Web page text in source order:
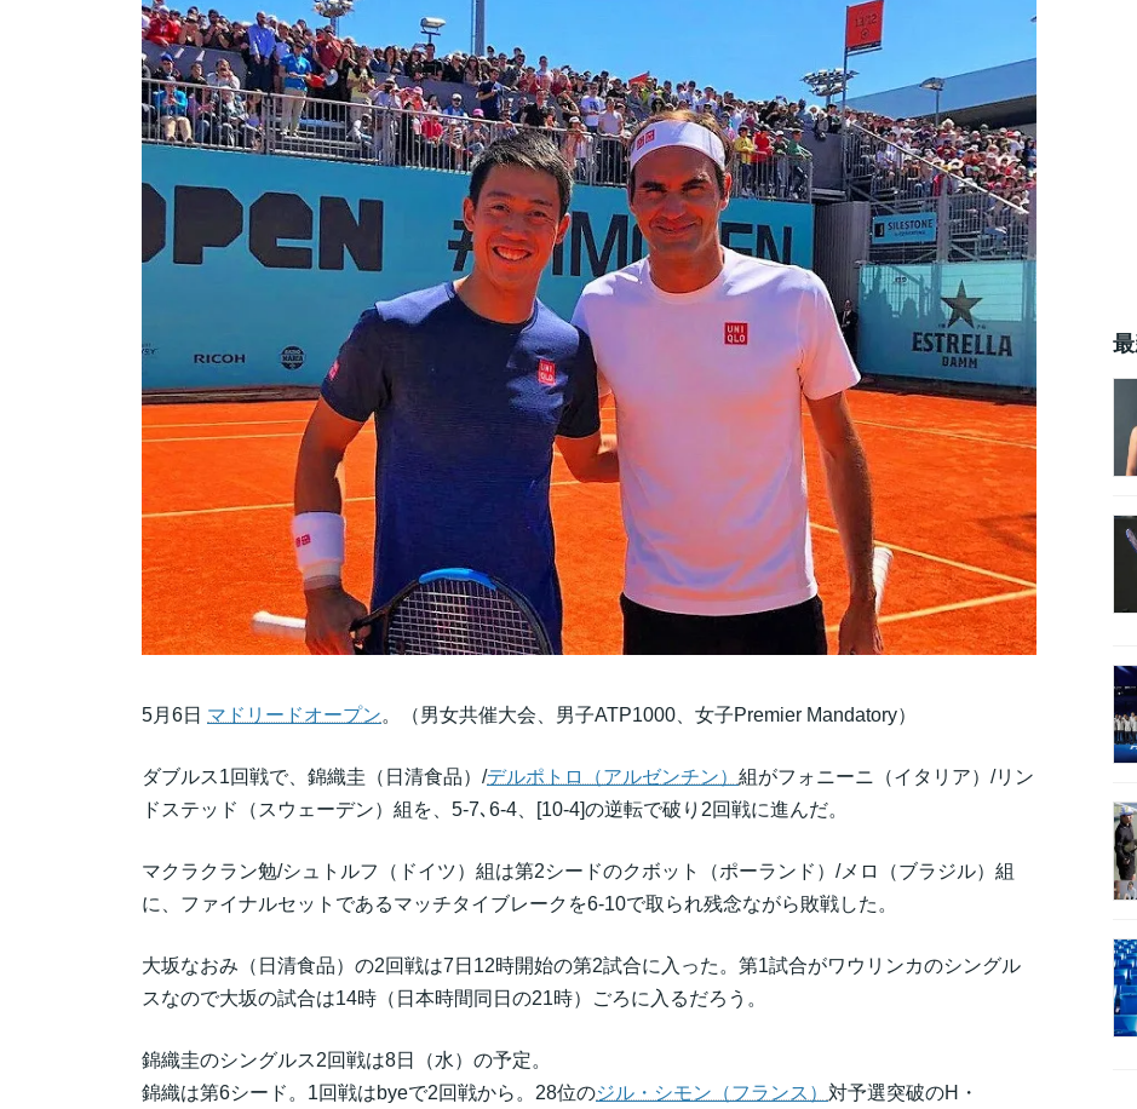
5月6日 マドリードオープン。（男女共催大会、男子ATP1000、女子Premier Mandatory）
ダブルス1回戦で、錦織圭（日清食品）/デルポトロ（アルゼンチン） 組がフォニーニ（イタリア）/リン
ドステッド（スウェーデン）組を、5-7､6-4、[10-4]の逆転で破り2回戦に進んだ。
マクラクラン勉/シュトルフ（ドイツ）組は第2シードのクボット（ポーランド）/メロ（ブラジル）組
に、ファイナルセットであるマッチタイブレークを6-10で取られ残念ながら敗戦した。
大坂なおみ（日清食品）の2回戦は7日12時開始の第2試合に入った。第1試合がワウリンカのシングル
スなので大坂の試合は14時（日本時間同日の21時）ごろに入るだろう。
錦織圭のシングルス2回戦は8日（水）の予定。
錦織は第6シード。1回戦はbyeで2回戦から。28位のジル・シモン（フランス） 対予選突破のH・